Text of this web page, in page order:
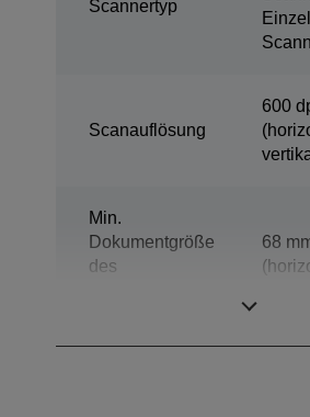
Scannertyp
Scanauflösung
600
Min.
Dokumentgröße
des
68